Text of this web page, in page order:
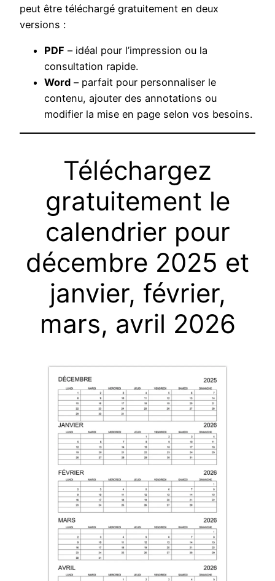
peut être téléchargé gratuitement en deux
versions :
PDF – idéal pour l’impression ou la
consultation rapide.
Word – parfait pour personnaliser le
contenu, ajouter des annotations ou
modifier la mise en page selon vos besoins.
Téléchargez
gratuitement le
calendrier pour
décembre 2025 et
janvier, février,
mars, avril 2026